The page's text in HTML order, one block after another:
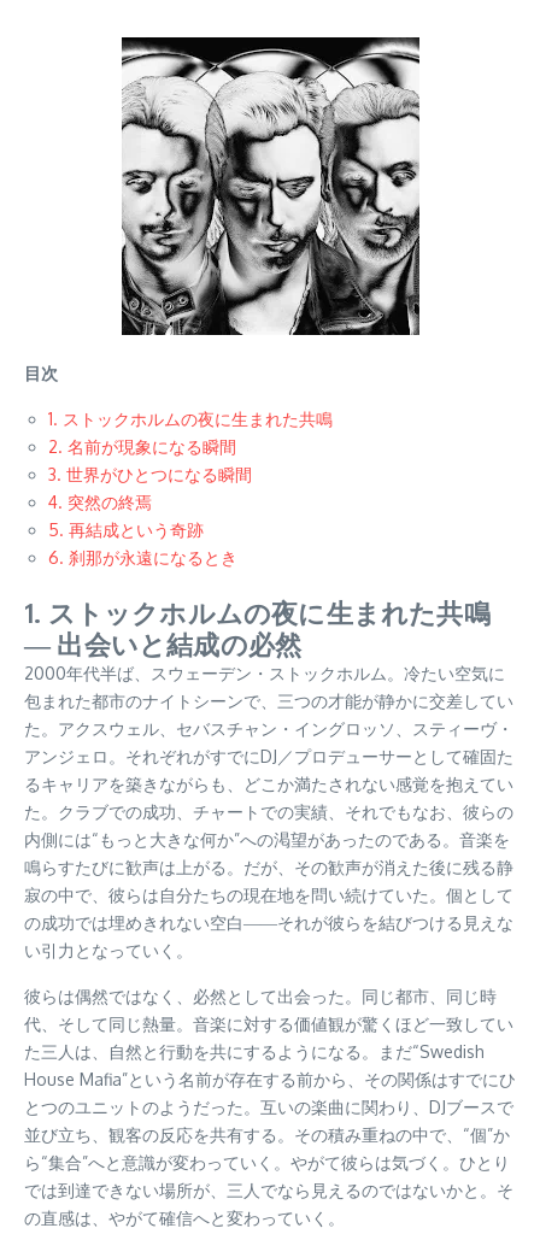
目次
1. ストックホルムの夜に生まれた共鳴
2. 名前が現象になる瞬間
3. 世界がひとつになる瞬間
4. 突然の終焉
5. 再結成という奇跡
6. 刹那が永遠になるとき
1. ストックホルムの夜に生まれた共鳴
― 出会いと結成の必然
2000年代半ば、スウェーデン・ストックホルム。冷たい空気に
包まれた都市のナイトシーンで、三つの才能が静かに交差してい
た。アクスウェル、セバスチャン・イングロッソ、スティーヴ・
アンジェロ。それぞれがすでにDJ／プロデューサーとして確固た
るキャリアを築きながらも、どこか満たされない感覚を抱えてい
た。クラブでの成功、チャートでの実績、それでもなお、彼らの
内側には“もっと大きな何か”への渇望があったのである。音楽を
鳴らすたびに歓声は上がる。だが、その歓声が消えた後に残る静
寂の中で、彼らは自分たちの現在地を問い続けていた。個として
の成功では埋めきれない空白――それが彼らを結びつける見えな
い引力となっていく。
彼らは偶然ではなく、必然として出会った。同じ都市、同じ時
代、そして同じ熱量。音楽に対する価値観が驚くほど一致してい
た三人は、自然と行動を共にするようになる。まだ“Swedish
House Mafia”という名前が存在する前から、その関係はすでにひ
とつのユニットのようだった。互いの楽曲に関わり、DJブースで
並び立ち、観客の反応を共有する。その積み重ねの中で、“個”か
ら“集合”へと意識が変わっていく。やがて彼らは気づく。ひとり
では到達できない場所が、三人でなら見えるのではないかと。そ
の直感は、やがて確信へと変わっていく。